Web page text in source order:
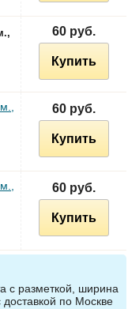
60 руб.
Купить
60 руб.
Купить
60 руб.
Купить
с разметкой, ширина
по Москве